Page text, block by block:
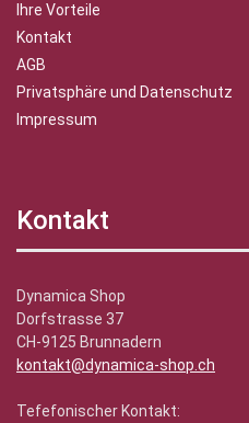
Ihre Vorteile
Kontakt
AGB
Privatsphäre und Datenschutz
Impressum
Kontakt
Dynamica Shop
Dorfstrasse 37
CH-9125 Brunnadern
kontakt@dynamica-shop.ch
Tefefonischer Kontakt: